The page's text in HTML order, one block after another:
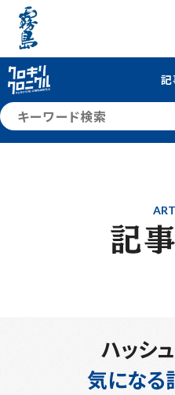
ハッシ
気になる